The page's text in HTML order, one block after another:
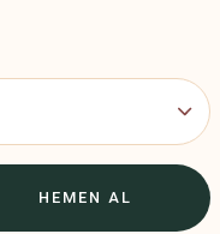
HEMEN AL